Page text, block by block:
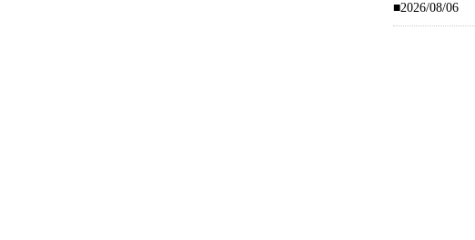
■2026/08/06